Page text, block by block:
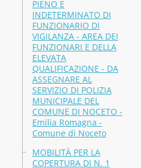
PIENO E
INDETERMINATO DI
FUNZIONARIO DI
VIGILANZA - AREA DEI
FUNZIONARI E DELLA
ELEVATA
QUALIFICAZIONE - DA
ASSEGNARE AL
SERVIZIO DI POLIZIA
MUNICIPALE DEL
COMUNE DI NOCETO -
Emilia Romagna -
Comune di Noceto
MOBILITÀ PER LA
COPERTURA DI N. 1